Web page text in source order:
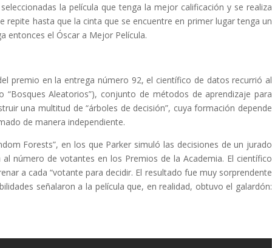
la película que tenga la mejor calificación y se realiza
repite hasta que la cinta que se encuentre en primer lugar tenga un
entonces el Óscar a Mejor Película.
premio en la entrega número 92, el científico de datos recurrió al
“Bosques Aleatorios”), conjunto de métodos de aprendizaje para
una multitud de “árboles de decisión”, cuya formación depende
de manera independiente.
Forests”, en los que Parker simuló las decisiones de un jurado
número de votantes en los Premios de la Academia. El científico
a cada “votante para decidir. El resultado fue muy sorprendente
señalaron a la película que, en realidad, obtuvo el galardón: